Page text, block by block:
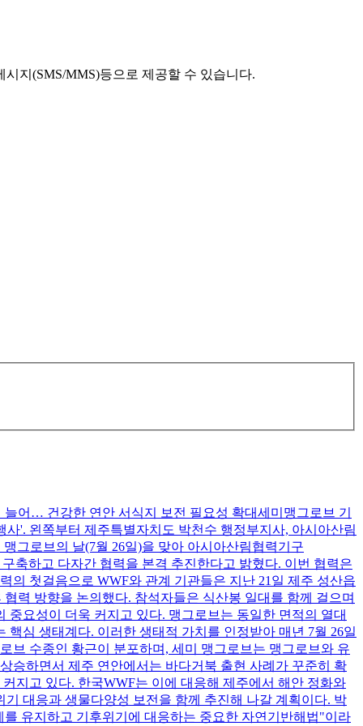
지(SMS/MMS)등으로 제공할 수 있습니다.
어… 건강한 연안 서식지 보전 필요성 확대세미맹그로브 기
'. 왼쪽부터 제주특별자치도 박천수 행정부지사, 아시아산림
그로브의 날(7월 26일)을 맞아 아시아산림협력기구
축하고 다자간 협력을 본격 추진한다고 밝혔다. 이번 협력은
의 첫걸음으로 WWF와 관계 기관들은 지난 21일 제주 성산읍
력 방향을 논의했다. 참석자들은 식산봉 일대를 함께 걸으며
요성이 더욱 커지고 있다. 맹그로브는 동일한 면적의 열대
심 생태계다. 이러한 생태적 가치를 인정받아 매년 7월 26일
브 수종인 황근이 분포하며, 세미 맹그로브는 맹그로브와 유
승하면서 제주 연안에서는 바다거북 출현 사례가 꾸준히 확
지고 있다. 한국WWF는 이에 대응해 제주에서 해안 정화와
대응과 생물다양성 보전을 함께 추진해 나갈 계획이다. 박
유지하고 기후위기에 대응하는 중요한 자연기반해법"이라